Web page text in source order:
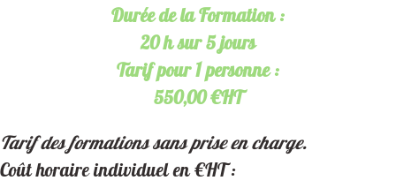
Durée de la Formation :
20 h sur 5 jours
Tarif pour 1 personne :
550,00 €HT
Tarif des formations sans prise en charge.
Coût horaire individuel en €HT :